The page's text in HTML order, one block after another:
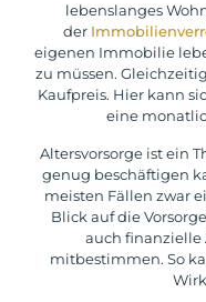
lebenslanges
der
eigenen Immobilie
zu müssen.
Kaufpreis. Hier kann
eine
Altersvorsorge ist ein
genug beschäftigen
meisten Fällen zwar
Blick auf die
auch finanzielle
mitbestimmen. So